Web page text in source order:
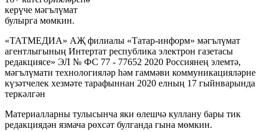
керүче мәгълүмат
булырга мөмкин.
«ТАТМЕДИА» АҖ филиалы «Татар-информ» мәгълүмат
агентлыгының Интертат республика электрон газетасы
редакциясе» ЭЛ № ФС 77 - 77652 2020 Россиянең элемтә,
мәгълүмати технологияләр һәм гаммәви коммуникацияләрне
күзәтчелек хезмәте тарафыннан 2020 елның 17 гыйнварында
теркәлгән
Материалларны тулысынча яки өлешчә куллану бары тик
редакциядән язмача рөхсәт булганда гына мөмкин.